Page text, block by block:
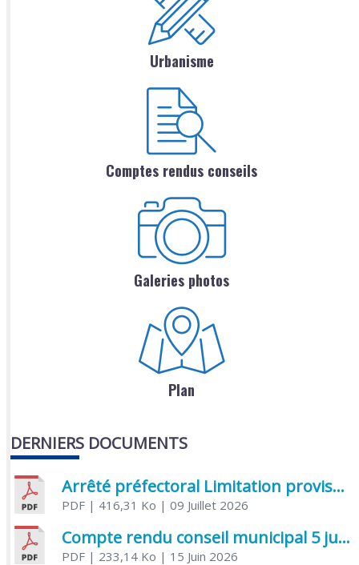
Urbanisme
Comptes rendus conseils
Galeries photos
Plan
DERNIERS DOCUMENTS
Arrêté préfectoral Limitation provisoire des usages de l’eau
PDF| 416,31 Ko | 09 Juillet 2026
Compte rendu conseil municipal 5 juin 2026 sénatoriale
PDF| 233,14 Ko | 15 Juin 2026